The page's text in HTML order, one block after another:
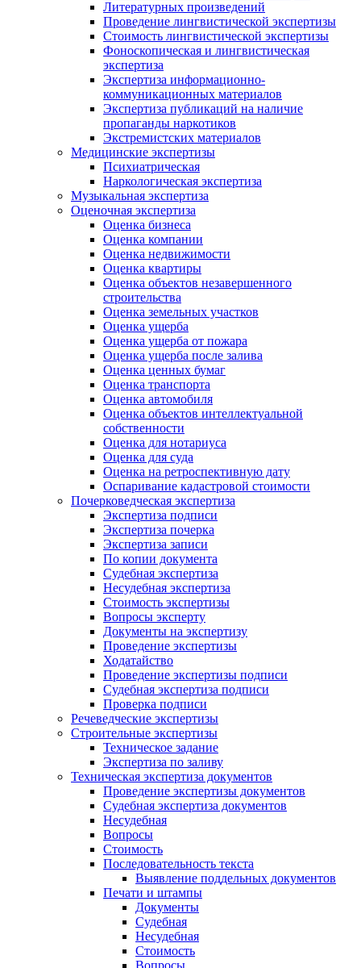
Литературных произведений
Проведение лингвистической экспертизы
Стоимость лингвистической экспертизы
Фоноскопическая и лингвистическая
экспертиза
Экспертиза информационно-
коммуникационных материалов
Экспертиза публикаций на наличие
пропаганды наркотиков
Экстремистских материалов
Медицинские экспертизы
Психиатрическая
Наркологическая экспертиза
Музыкальная экспертиза
Оценочная экспертиза
Оценка бизнеса
Оценка компании
Оценка недвижимости
Оценка квартиры
Оценка объектов незавершенного
строительства
Оценка земельных участков
Оценка ущерба
Оценка ущерба от пожара
Оценка ущерба после залива
Оценка ценных бумаг
Оценка транспорта
Оценка автомобиля
Оценка объектов интеллектуальной
собственности
Оценка для нотариуса
Оценка для суда
Оценка на ретроспективную дату
Оспаривание кадастровой стоимости
Почерковедческая экспертиза
Экспертиза подписи
Экспертиза почерка
Экспертиза записи
По копии документа
Судебная экспертиза
Несудебная экспертиза
Стоимость экспертизы
Вопросы эксперту
Документы на экспертизу
Проведение экспертизы
Ходатайство
Проведение экспертизы подписи
Судебная экспертиза подписи
Проверка подписи
Речеведческие экспертизы
Строительные экспертизы
Техническое задание
Экспертиза по заливу
Техническая экспертиза документов
Проведение экспертизы документов
Судебная экспертиза документов
Несудебная
Вопросы
Стоимость
Последовательность текста
Выявление поддельных документов
Печати и штампы
Документы
Судебная
Несудебная
Стоимость